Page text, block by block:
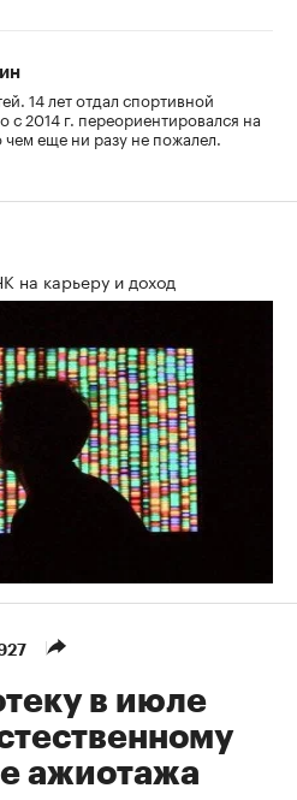
14 лет отдал спортивной
с 2014 г. переориентировался на
еще ни разу не пожалел.
на карьеру и доход
в июле
ажиотажа